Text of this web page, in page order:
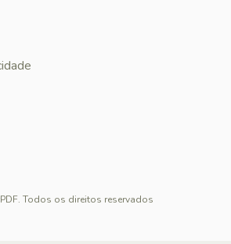
Todos os direitos reservados